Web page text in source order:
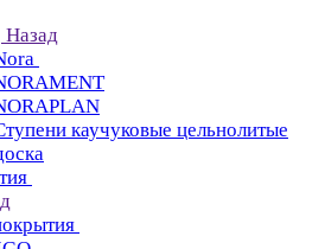
Назад
каучуковые цельнолитые